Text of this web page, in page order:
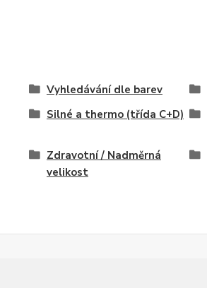
Vyhledávání dle barev
Silné a thermo (třída C+D)
Zdravotní / Nadměrná
velikost